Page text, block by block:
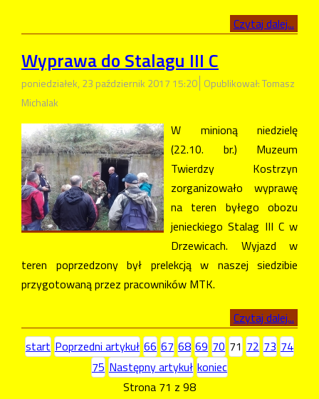
Czytaj dalej...
Wyprawa do Stalagu III C
poniedziałek, 23 październik 2017 15:20 Opublikował: Tomasz
Michalak
W minioną niedzielę
(22.10. br.) Muzeum
Twierdzy Kostrzyn
zorganizowało wyprawę
na teren byłego obozu
jenieckiego Stalag III C w
Drzewicach. Wyjazd w
teren poprzedzony był prelekcją w naszej siedzibie
przygotowaną przez pracowników MTK.
Czytaj dalej...
start Poprzedni artykuł 66 67 68 69 70 71 72 73 74
75 Następny artykuł koniec
Strona 71 z 98